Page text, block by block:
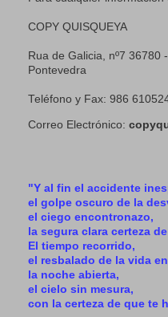
COPY QUISQUEYA
Rua de Galicia, nº7 36780
Pontevedra
Teléfono y Fax: 986
Correo Electrónico:
"Y al fin el accidente
el golpe oscuro de la
el ciego encontronazo,
la segura clara certeza
El tiempo recorrido,
el resbalado de la vida
la noche abierta,
el cielo sin mesura,
con la certeza de que te